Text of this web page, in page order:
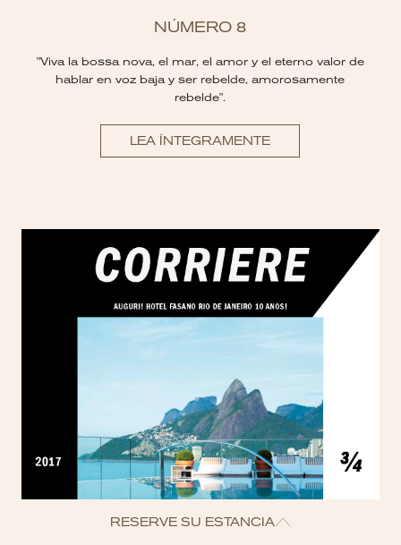
NÚMERO 8
"Viva la bossa nova, el mar, el amor y el eterno valor de
hablar en voz baja y ser rebelde, amorosamente
rebelde".
LEA ÍNTEGRAMENTE
RESERVE SU ESTANCIA